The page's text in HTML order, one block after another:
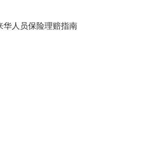
华人员保险理赔指南